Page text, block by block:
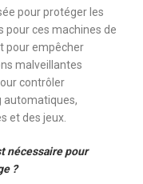
pour protéger les
pour ces machines de
pour empêcher
malveillantes
contrôler
automatiques,
et des jeux.
nécessaire pour
?